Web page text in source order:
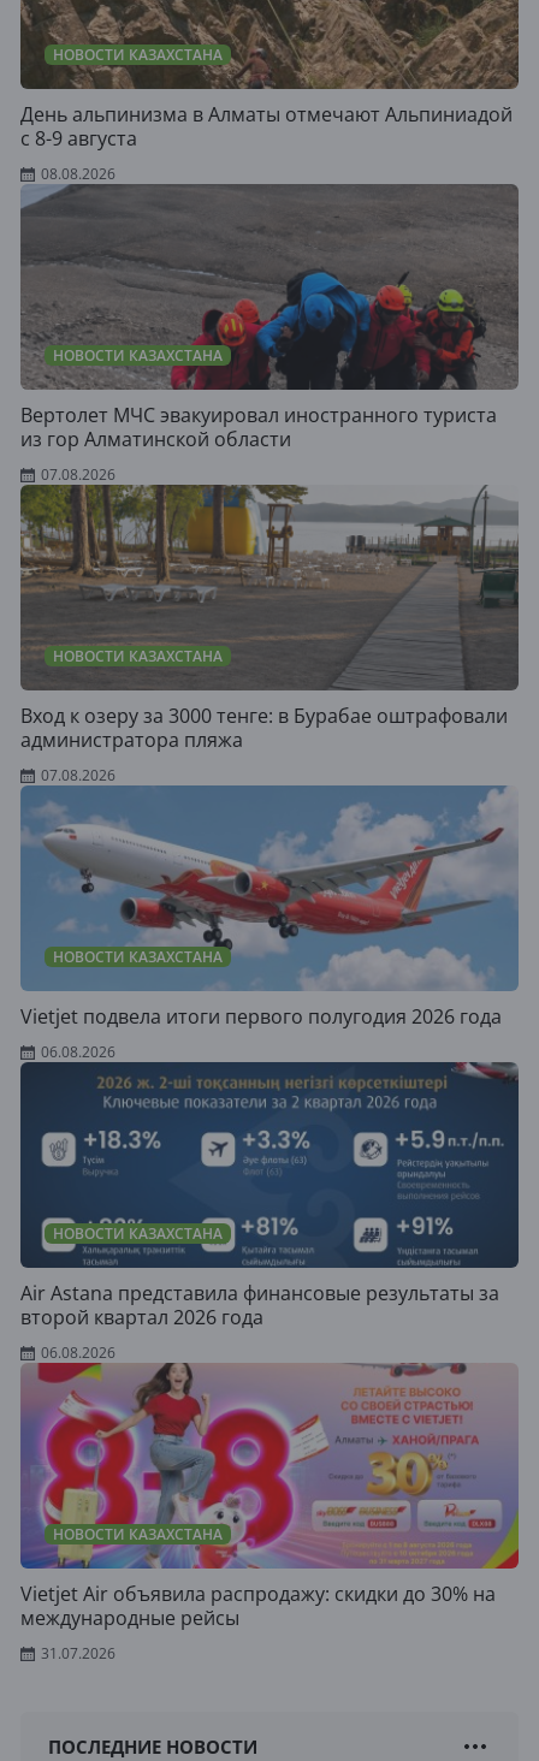
НОВОСТИ КАЗАХСТАНА
День альпинизма в Алматы отмечают Альпиниадой
с 8-9 августа
08.08.2026
НОВОСТИ КАЗАХСТАНА
Вертолет МЧС эвакуировал иностранного туриста
из гор Алматинской области
07.08.2026
НОВОСТИ КАЗАХСТАНА
Вход к озеру за 3000 тенге: в Бурабае оштрафовали
администратора пляжа
07.08.2026
НОВОСТИ КАЗАХСТАНА
Vietjet подвела итоги первого полугодия 2026 года
06.08.2026
НОВОСТИ КАЗАХСТАНА
Air Astana представила финансовые результаты за
второй квартал 2026 года
06.08.2026
НОВОСТИ КАЗАХСТАНА
Vietjet Air объявила распродажу: скидки до 30% на
международные рейсы
31.07.2026
ПОСЛЕДНИЕ НОВОСТИ